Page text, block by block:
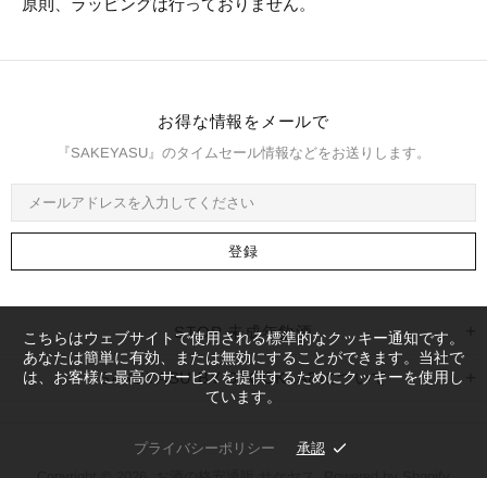
原則、ラッピングは行っておりません。
お得な情報をメールで
『SAKEYASU』のタイムセール情報などをお送りします。
STOP 未成年飲酒
SAKEYASU BY STOCKLABについて
こちらはウェブサイトで使用される標準的なクッキー通知です。
あなたは簡単に有効、または無効にすることができます。当社で
は、お客様に最高のサービスを提供するためにクッキーを使用し
ています。
プライバシーポリシー 承認